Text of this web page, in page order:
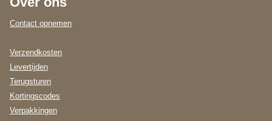
Contact opnemen
Verzendkosten
Levertijden
Terugsturen
Kortingscodes
Verpakkingen